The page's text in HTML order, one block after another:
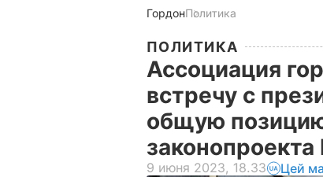
ГордонПолитика
ПОЛИТИКА
Ассоциация
встречу с
общую
9 июня 2023, 18.33 Цей